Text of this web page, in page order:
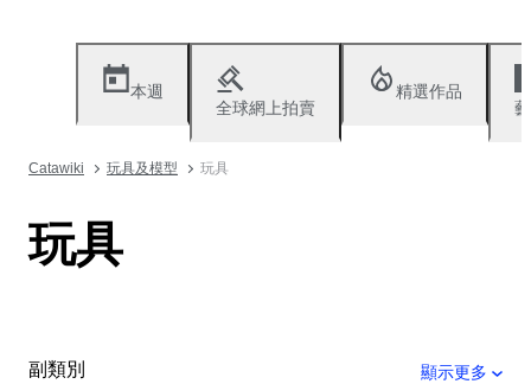
本週
全球網上拍賣
精選作品
Catawiki 玩具及模型 玩具
玩具
副類別 顯示更多